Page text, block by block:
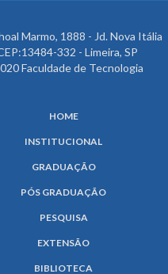
Marmo, 1888 - Jd. Nova Itália
332 - Limeira, SP
Faculdade de Tecnologia
HOME
INSTITUCIONAL
GRADUAÇÃO
PÓS GRADUAÇÃO
PESQUISA
EXTENSÃO
BIBLIOTECA